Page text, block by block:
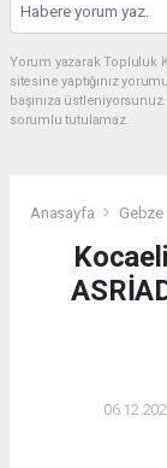
Yorum yazarak Topluluk
sitesine yaptığınız
başınıza
sorumlu tutulamaz.
Anasayfa Gebze